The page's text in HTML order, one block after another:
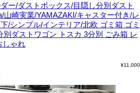
ー/ダストボックス/目隠し分別ダスト
山崎実業/YAMAZAKI/キャスター付き/レ
/シンプル/インテリア/北欧 ゴミ箱 ゴミ
ダストワゴン トスカ 3分別 ごみ箱 レ
しゃれ
¥11,000